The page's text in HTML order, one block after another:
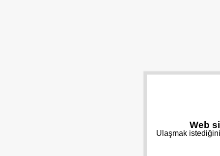
Web
Ulaşmak